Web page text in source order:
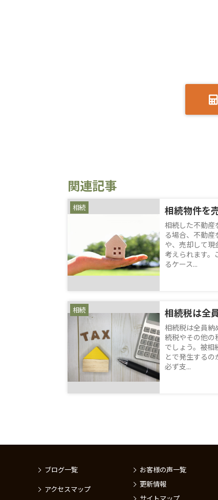
関連記事
相続 相続物件を
相続した不動産
る場合、不動産
や、売却して現
考えられます。
るケース...
相続 相続税は全
相続税は全員納
続税やその他の
でしょう。被相
とで発生する
必ず支...
ブログ一覧
アクセスマップ
お客様の声一覧
更新情報